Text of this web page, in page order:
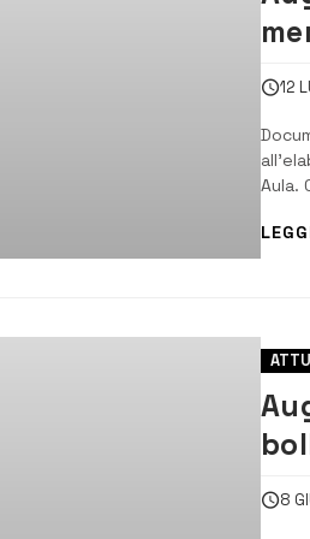
12
Aula.
8